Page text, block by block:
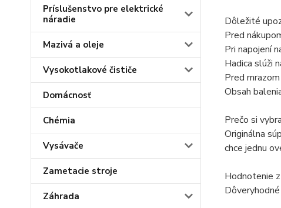
Príslušenstvo pre elektrické
náradie
Mazivá a oleje
Vysokotlakové čističe
Domácnosť
Chémia
Vysávače
Zametacie stroje
Záhrada
Dôležité
Pred
Pri napojení
Hadica slúži
Pred
Obsah
Prečo si
Originálna
chce jednu
Hodnotenie